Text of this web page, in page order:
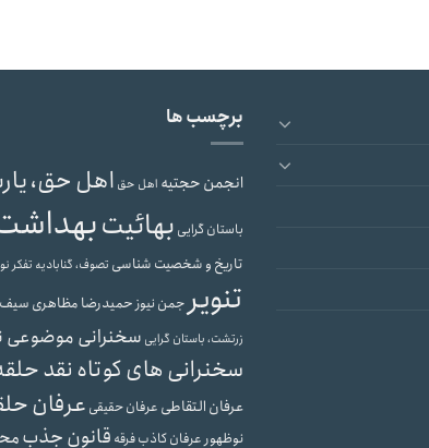
برچسب ها
انجمن حجتیه اهل حق اهل حق،
باستان گرایی بهائیت
تاریخ و شخصیت شناسی تصوف، گنابادیه تفکر نو
تنویر جمن نیوزحمیدرضا مظاهری سیف
زرتشت، باستان گرایی سخنرانی موضوعی
سخنرانی های کوتاه نقد
عرفان التقاطی عرفان حقیقی عرفان
نوظهورعرفان کاذبفرقه قانون جذب